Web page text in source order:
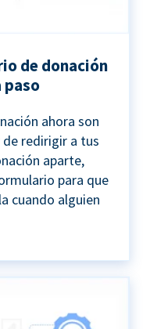
de donación
paso
ahora son
redirigir a tus
aparte,
para que
cuando alguien